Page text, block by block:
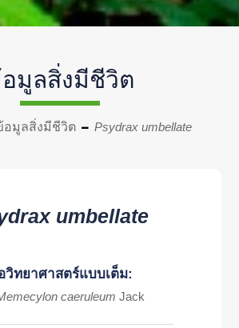
มูลสิ่งมีชีวิต
อมูลสิ่งมีชีวิต Psydrax umbellate
umbellate
วิทยาศาสตร์แบบเต็ม:
caeruleum Jack